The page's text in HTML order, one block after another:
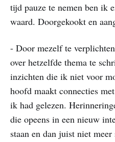
tijd pauze te nemen ben ik
waard. Doorgekookt en
- Door mezelf te
over hetzelfde thema te
inzichten die ik niet voor
hoofd maakt connecties
ik had gelezen.
die opeens in een nieuw
staan en dan juist niet